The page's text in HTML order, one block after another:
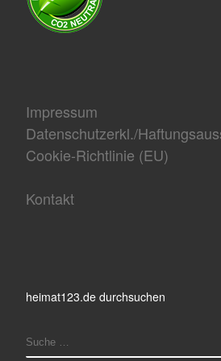
Impressum
Datenschutzerkl./
Cookie-Richtlinie (EU)
Kontakt
heimat123.de durchsuchen
SUCHE